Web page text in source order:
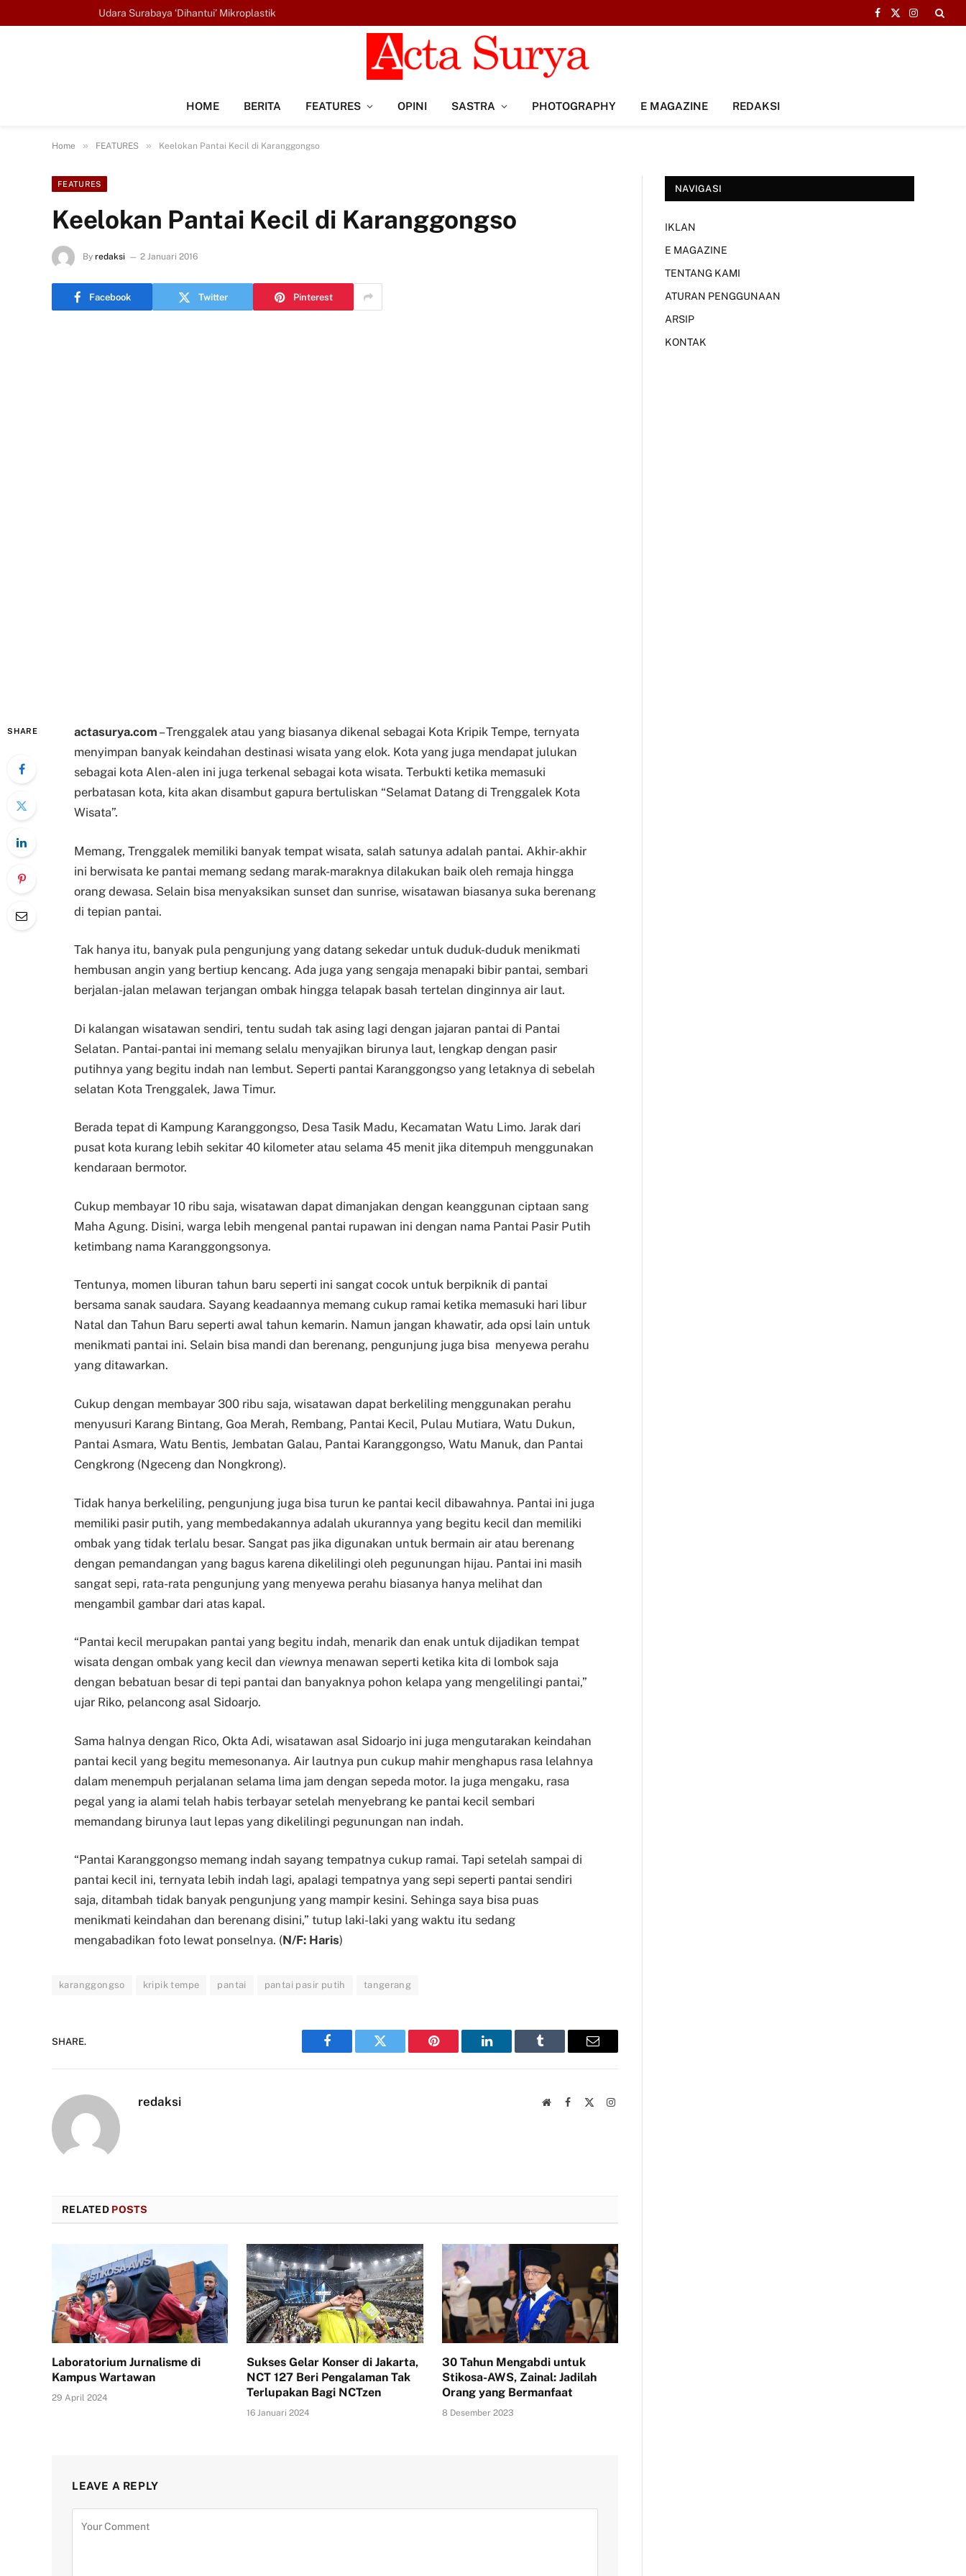
Udara Surabaya ‘Dihantui’ Mikroplastik
Facebook
X
Instagram
HOME BERITA FEATURES OPINI SASTRA PHOTOGRAPHY E MAGAZINE REDAKSI
Home » FEATURES » Keelokan Pantai Kecil di Karanggongso
FEATURES
Keelokan Pantai Kecil di Karanggongso
By redaksi 2 Januari 2016
Facebook Twitter Pinterest
SHARE actasurya.com – Trenggalek atau yang biasanya dikenal sebagai Kota Kripik Tempe, ternyata
menyimpan banyak keindahan destinasi wisata yang elok. Kota yang juga mendapat julukan
sebagai kota Alen-alen ini juga terkenal sebagai kota wisata. Terbukti ketika memasuki
perbatasan kota, kita akan disambut gapura bertuliskan “Selamat Datang di Trenggalek Kota
Wisata”.
Memang, Trenggalek memiliki banyak tempat wisata, salah satunya adalah pantai. Akhir-akhir
ini berwisata ke pantai memang sedang marak-maraknya dilakukan baik oleh remaja hingga
orang dewasa. Selain bisa menyaksikan sunset dan sunrise, wisatawan biasanya suka berenang
di tepian pantai.
Tak hanya itu, banyak pula pengunjung yang datang sekedar untuk duduk-duduk menikmati
hembusan angin yang bertiup kencang. Ada juga yang sengaja menapaki bibir pantai, sembari
berjalan-jalan melawan terjangan ombak hingga telapak basah tertelan dinginnya air laut.
Di kalangan wisatawan sendiri, tentu sudah tak asing lagi dengan jajaran pantai di Pantai
Selatan. Pantai-pantai ini memang selalu menyajikan birunya laut, lengkap dengan pasir
putihnya yang begitu indah nan lembut. Seperti pantai Karanggongso yang letaknya di sebelah
selatan Kota Trenggalek, Jawa Timur.
Berada tepat di Kampung Karanggongso, Desa Tasik Madu, Kecamatan Watu Limo. Jarak dari
pusat kota kurang lebih sekitar 40 kilometer atau selama 45 menit jika ditempuh menggunakan
kendaraan bermotor.
Cukup membayar 10 ribu saja, wisatawan dapat dimanjakan dengan keanggunan ciptaan sang
Maha Agung. Disini, warga lebih mengenal pantai rupawan ini dengan nama Pantai Pasir Putih
ketimbang nama Karanggongsonya.
Tentunya, momen liburan tahun baru seperti ini sangat cocok untuk berpiknik di pantai
bersama sanak saudara. Sayang keadaannya memang cukup ramai ketika memasuki hari libur
Natal dan Tahun Baru seperti awal tahun kemarin. Namun jangan khawatir, ada opsi lain untuk
menikmati pantai ini. Selain bisa mandi dan berenang, pengunjung juga bisa menyewa perahu
yang ditawarkan.
Cukup dengan membayar 300 ribu saja, wisatawan dapat berkeliling menggunakan perahu
menyusuri Karang Bintang, Goa Merah, Rembang, Pantai Kecil, Pulau Mutiara, Watu Dukun,
Pantai Asmara, Watu Bentis, Jembatan Galau, Pantai Karanggongso, Watu Manuk, dan Pantai
Cengkrong (Ngeceng dan Nongkrong).
Tidak hanya berkeliling, pengunjung juga bisa turun ke pantai kecil dibawahnya. Pantai ini juga
memiliki pasir putih, yang membedakannya adalah ukurannya yang begitu kecil dan memiliki
ombak yang tidak terlalu besar. Sangat pas jika digunakan untuk bermain air atau berenang
dengan pemandangan yang bagus karena dikelilingi oleh pegunungan hijau. Pantai ini masih
sangat sepi, rata-rata pengunjung yang menyewa perahu biasanya hanya melihat dan
mengambil gambar dari atas kapal.
“Pantai kecil merupakan pantai yang begitu indah, menarik dan enak untuk dijadikan tempat
wisata dengan ombak yang kecil dan viewnya menawan seperti ketika kita di lombok saja
dengan bebatuan besar di tepi pantai dan banyaknya pohon kelapa yang mengelilingi pantai,”
ujar Riko, pelancong asal Sidoarjo.
Sama halnya dengan Rico, Okta Adi, wisatawan asal Sidoarjo ini juga mengutarakan keindahan
pantai kecil yang begitu memesonanya. Air lautnya pun cukup mahir menghapus rasa lelahnya
dalam menempuh perjalanan selama lima jam dengan sepeda motor. Ia juga mengaku, rasa
pegal yang ia alami telah habis terbayar setelah menyebrang ke pantai kecil sembari
memandang birunya laut lepas yang dikelilingi pegunungan nan indah.
“Pantai Karanggongso memang indah sayang tempatnya cukup ramai. Tapi setelah sampai di
pantai kecil ini, ternyata lebih indah lagi, apalagi tempatnya yang sepi seperti pantai sendiri
saja, ditambah tidak banyak pengunjung yang mampir kesini. Sehinga saya bisa puas
menikmati keindahan dan berenang disini,” tutup laki-laki yang waktu itu sedang
mengabadikan foto lewat ponselnya. (N/F: Haris)
karanggongso kripik tempe pantai pantai pasir putih tangerang
SHARE.
Facebook Twitter Pinterest LinkedIn Tumblr Email
redaksi WebsiteFacebook Instagram
RELATED POSTS
Laboratorium Jurnalisme di
Kampus Wartawan
29 April 2024
Sukses Gelar Konser di Jakarta,
NCT 127 Beri Pengalaman Tak
Terlupakan Bagi NCTzen
16 Januari 2024
30 Tahun Mengabdi untuk
Stikosa-AWS, Zainal: Jadilah
Orang yang Bermanfaat
8 Desember 2023
LEAVE A REPLY
NAVIGASI
IKLAN
E MAGAZINE
TENTANG KAMI
ATURAN PENGGUNAAN
ARSIP
KONTAK